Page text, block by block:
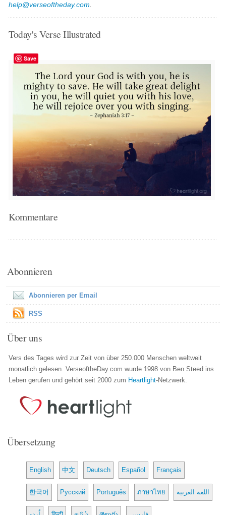
help@verseoftheday.com
Today's Verse Illustrated
Save
Kommentare
Abonnieren
Abonnieren per Email
RSS
Über uns
Vers des Tages wird zur Zeit von über 250.000 Menschen weltweit
monatlich gelesen. VerseoftheDay.com wurde 1998 von Ben Steed ins
Leben gerufen und gehört seit 2000 zum Heartlight-Netzwerk.
Übersetzung
English 中文 Deutsch Español Français
한국어 Русский Português ภาษาไทย اللغة العربية